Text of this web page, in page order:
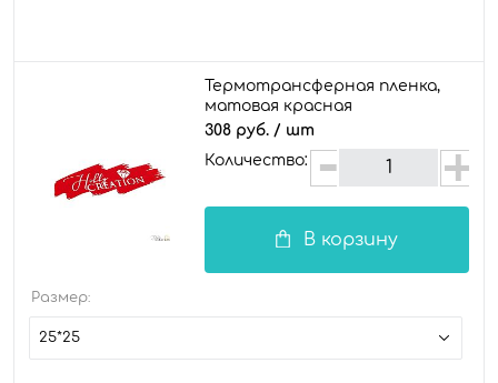
Термотрансферная пленка,
матовая красная
308 руб. / шт
Количество:
В корзину
Размер:
25*25